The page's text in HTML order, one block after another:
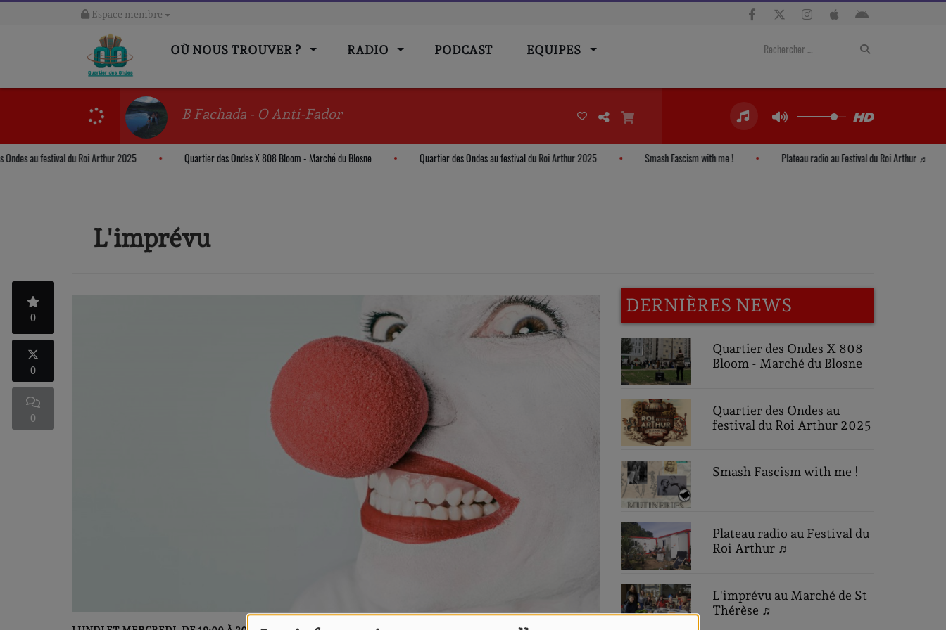
Espace membre
OÙ NOUS TROUVER ? RADIO PODCAST EQUIPES
B Fachada - O Anti-Fador
des Ondes au festival du Roi Arthur 2025 Quartier des Ondes X 808 Bloom - Marché du Blosne Quartier des Ondes au festival du Roi Arthur 2025 Smash Fascism with me ! Plateau radio au Festival du Roi Arthur ♬
L'imprévu
0
0
0
DERNIÈRES NEWS
Quartier des Ondes X 808
Bloom - Marché du Blosne
Quartier des Ondes au
festival du Roi Arthur 2025
Smash Fascism with me !
Plateau radio au Festival du
Roi Arthur ♬
L'imprévu au Marché de St
Thérèse ♬